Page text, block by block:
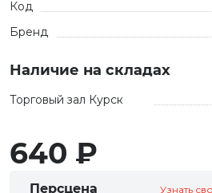
Код
Бренд
Наличие на складах
Торговый зал Курск
640 ₽
Персцена Узнать